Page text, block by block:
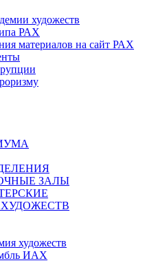
художеств
РАХ
материалов на сайт РАХ
ЗАЛЫ
художеств
ИАХ